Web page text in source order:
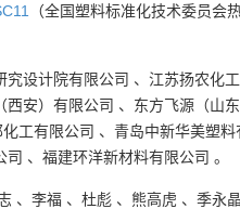
（全国塑料标准化技术委员会
究设计院有限公司 、 江苏扬农化
西安）有限公司 、 东方飞源（山
工有限公司 、 青岛中新华美塑料
司 、 福建环洋新材料有限公司 。
、 李福 、 杜彪 、 熊高虎 、 季永晶